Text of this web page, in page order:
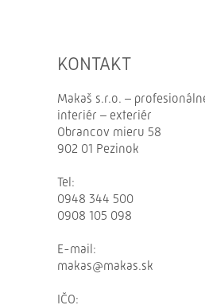
KONTAKT
Makaš s.r.o. –
interiér – exteriér
Obrancov mieru 58
902 01 Pezinok
Tel:
0948 344 500
0908 105 098
E-mail:
makas@makas.sk
IČO: